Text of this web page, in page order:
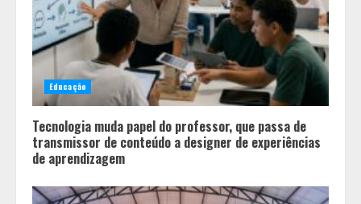
3
Tecnologia que “lê” o solo
transforma manejo agrícola e
comprova ganhos de produtividade
Educação
Tecnologia muda papel do professor, que passa de
transmissor de conteúdo a designer de experiências
de aprendizagem